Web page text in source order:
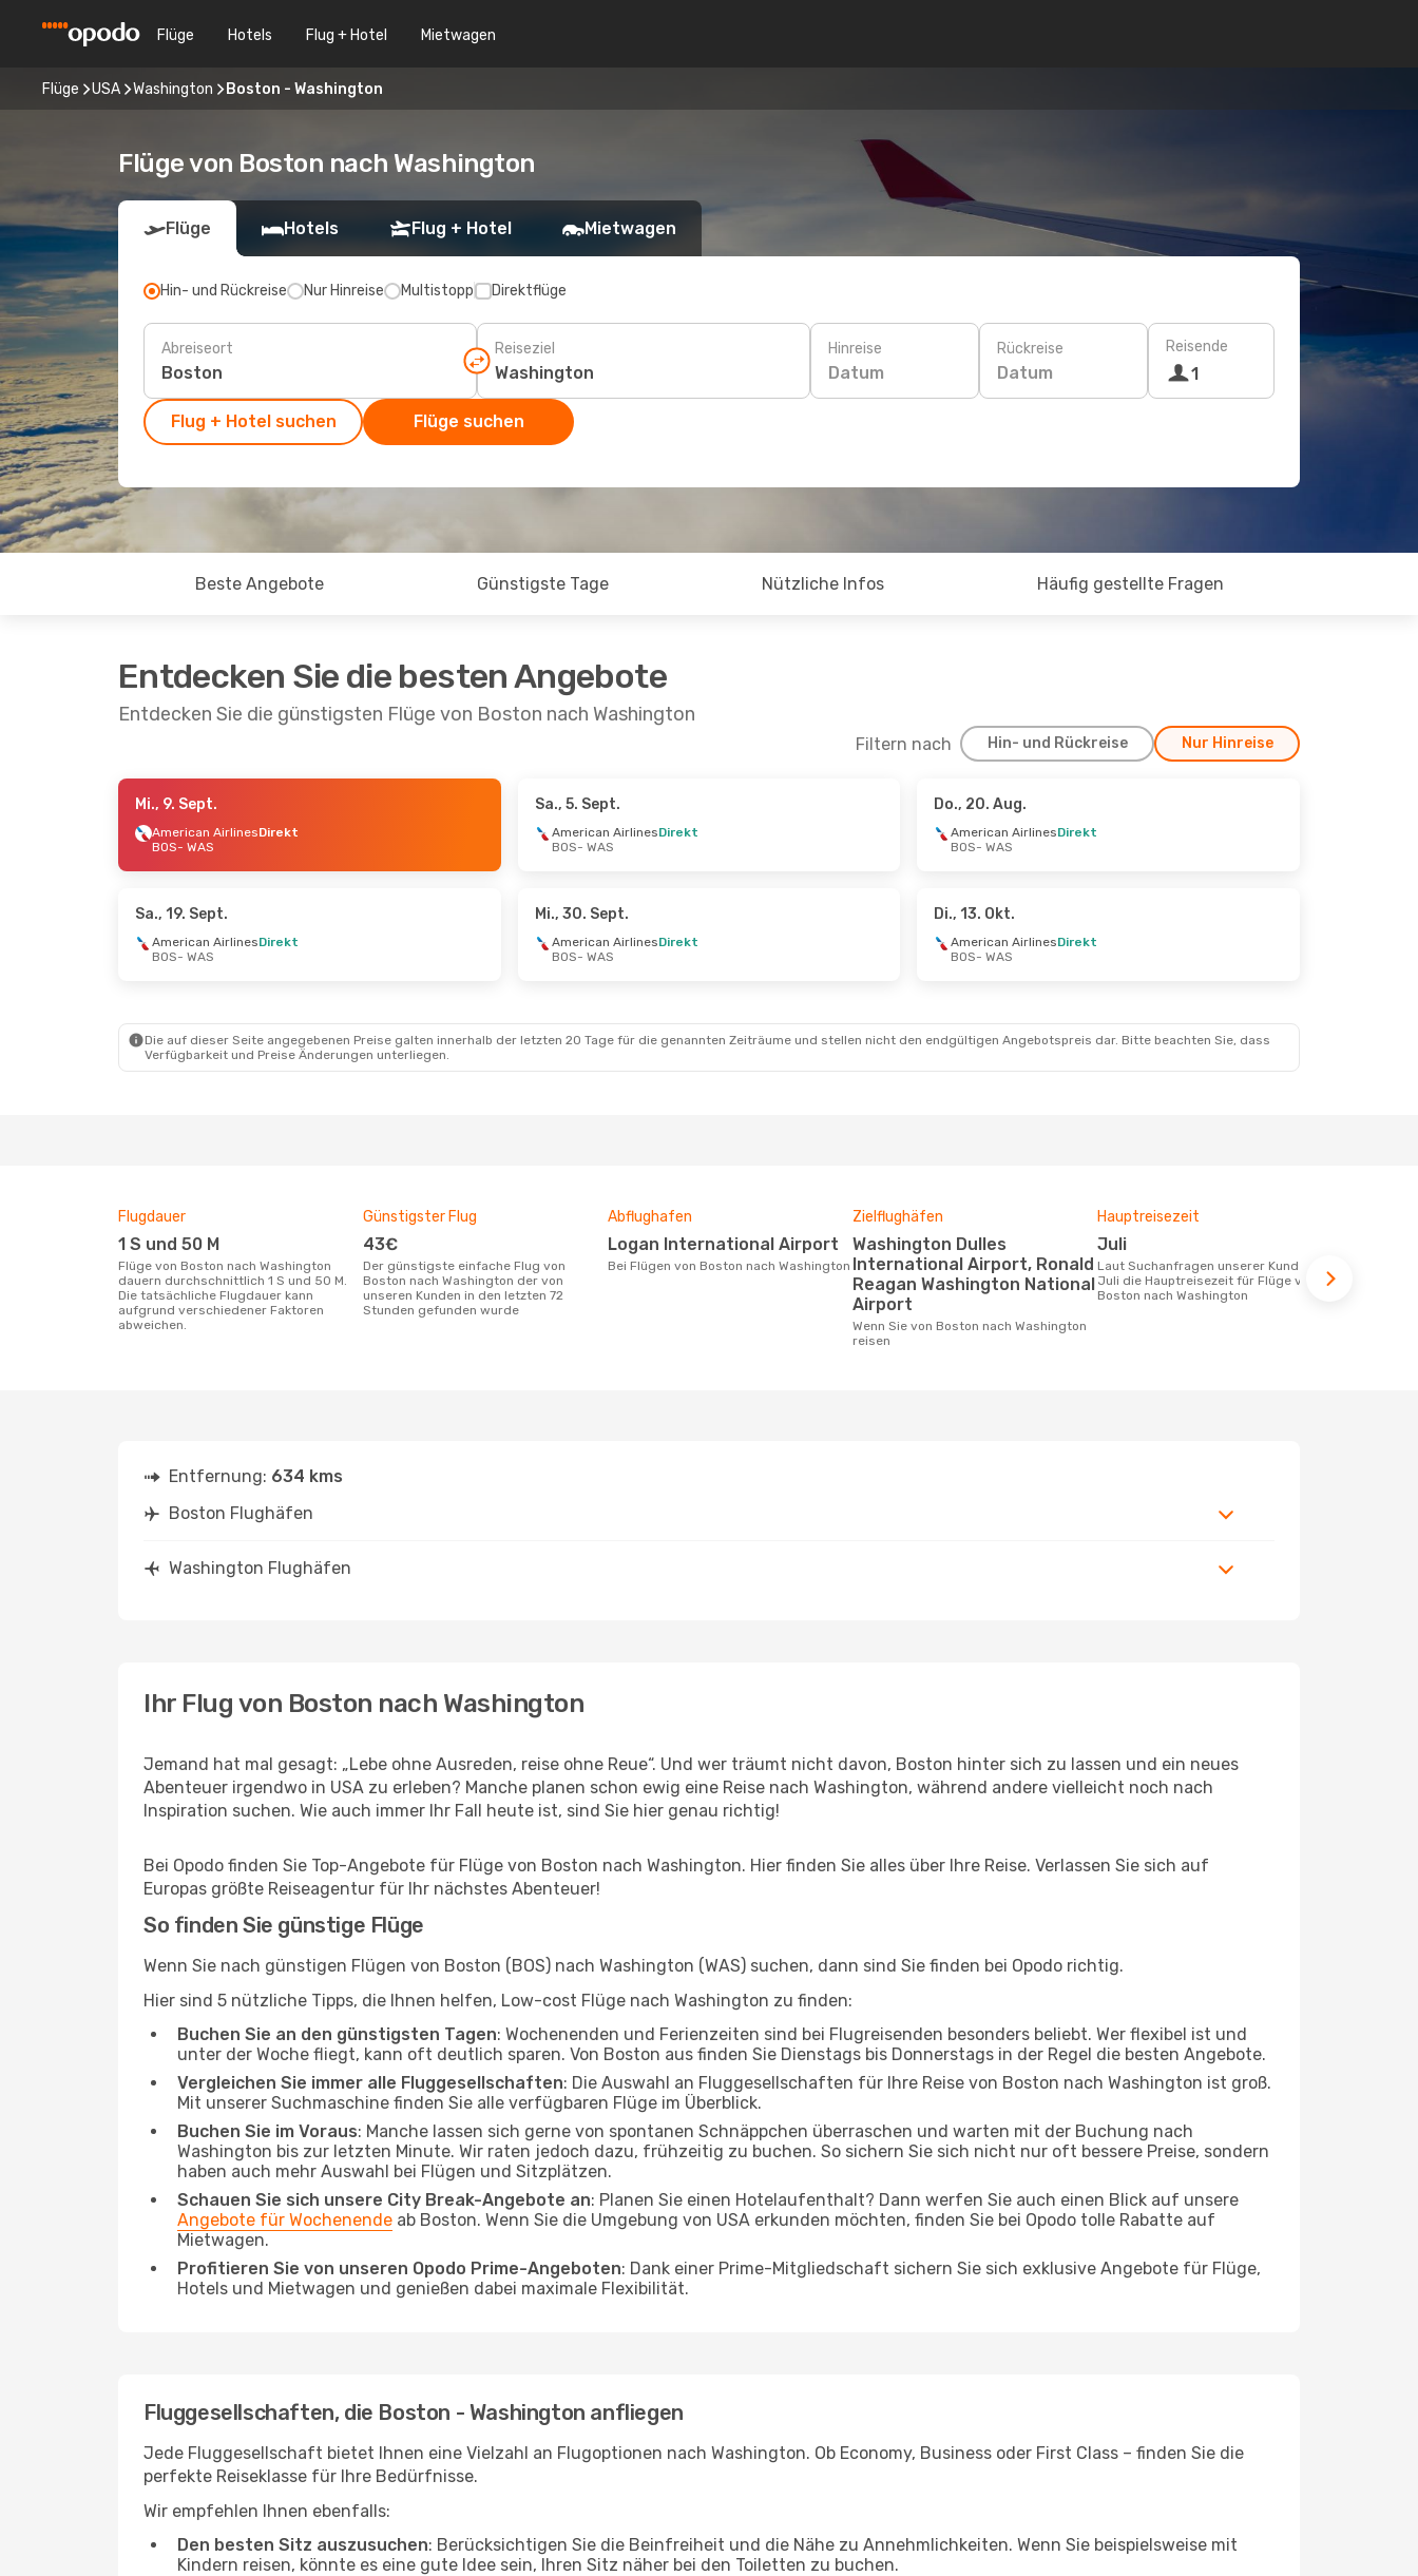
Flüge Hotels Flug + Hotel Mietwagen
Flüge USA Washington Boston - Washington
Flüge von Boston nach Washington
Flüge Hotels Flug + Hotel Mietwagen
Hin- und Rückreise Nur Hinreise Multistopp Direktflüge
Abreiseort Reiseziel Hinreise
Datum
Rückreise
Datum
Reisende
1
Flug + Hotel suchen Flüge suchen
Beste Angebote Günstigste Tage Nützliche Infos Häufig gestellte Fragen
Entdecken Sie die besten Angebote
Entdecken Sie die günstigsten Flüge von Boston nach Washington
Filtern nach Hin- und Rückreise Nur Hinreise
- Mo., 17. Aug.
Direkt
Direkt
- Di., 29. Sept. - Do., 8. Okt.
WAS
- BOS
Mi., 9. Sept.
American AirlinesDirekt
BOS- WAS
Sa., 5. Sept.
American AirlinesDirekt
BOS- WAS
Do., 20. Aug.
American AirlinesDirekt
BOS- WAS
Sa., 19. Sept.
American AirlinesDirekt
BOS- WAS
Mi., 30. Sept.
American AirlinesDirekt
BOS- WAS
Di., 13. Okt.
American AirlinesDirekt
BOS- WAS
Die auf dieser Seite angegebenen Preise galten innerhalb der letzten 20 Tage für die genannten Zeiträume und stellen nicht den endgültigen Angebotspreis dar. Bitte beachten Sie, dass
Verfügbarkeit und Preise Änderungen unterliegen.
Flugdauer
1 S und 50 M
Flüge von Boston nach Washington
dauern durchschnittlich 1 S und 50 M.
Die tatsächliche Flugdauer kann
aufgrund verschiedener Faktoren
abweichen.
Günstigster Flug
43€
Der günstigste einfache Flug von
Boston nach Washington der von
unseren Kunden in den letzten 72
Stunden gefunden wurde
Abflughafen
Logan International Airport
Bei Flügen von Boston nach Washington
Zielflughäfen
Washington Dulles
International Airport, Ronald
Reagan Washington National
Airport
Wenn Sie von Boston nach Washington
reisen
Hauptreisezeit
Juli
Laut Suchanfragen unserer Kunden ist
Juli die Hauptreisezeit für Flüge von
Boston nach Washington
Entfernung: 634 kms
Boston Flughäfen
Washington Flughäfen
Ihr Flug von Boston nach Washington
Jemand hat mal gesagt: „Lebe ohne Ausreden, reise ohne Reue“. Und wer träumt nicht davon, Boston hinter sich zu lassen und ein neues
Abenteuer irgendwo in USA zu erleben? Manche planen schon ewig eine Reise nach Washington, während andere vielleicht noch nach
Inspiration suchen. Wie auch immer Ihr Fall heute ist, sind Sie hier genau richtig!
Bei Opodo finden Sie Top-Angebote für Flüge von Boston nach Washington. Hier finden Sie alles über Ihre Reise. Verlassen Sie sich auf
Europas größte Reiseagentur für Ihr nächstes Abenteuer!
So finden Sie günstige Flüge
Wenn Sie nach günstigen Flügen von Boston (BOS) nach Washington (WAS) suchen, dann sind Sie finden bei Opodo richtig.
Hier sind 5 nützliche Tipps, die Ihnen helfen, Low-cost Flüge nach Washington zu finden:
Buchen Sie an den günstigsten Tagen: Wochenenden und Ferienzeiten sind bei Flugreisenden besonders beliebt. Wer flexibel ist und
unter der Woche fliegt, kann oft deutlich sparen. Von Boston aus finden Sie Dienstags bis Donnerstags in der Regel die besten Angebote.
Vergleichen Sie immer alle Fluggesellschaften: Die Auswahl an Fluggesellschaften für Ihre Reise von Boston nach Washington ist groß.
Mit unserer Suchmaschine finden Sie alle verfügbaren Flüge im Überblick.
Buchen Sie im Voraus: Manche lassen sich gerne von spontanen Schnäppchen überraschen und warten mit der Buchung nach
Washington bis zur letzten Minute. Wir raten jedoch dazu, frühzeitig zu buchen. So sichern Sie sich nicht nur oft bessere Preise, sondern
haben auch mehr Auswahl bei Flügen und Sitzplätzen.
Schauen Sie sich unsere City Break-Angebote an: Planen Sie einen Hotelaufenthalt? Dann werfen Sie auch einen Blick auf unsere
Angebote für Wochenende ab Boston. Wenn Sie die Umgebung von USA erkunden möchten, finden Sie bei Opodo tolle Rabatte auf
Mietwagen.
Profitieren Sie von unseren Opodo Prime-Angeboten: Dank einer Prime-Mitgliedschaft sichern Sie sich exklusive Angebote für Flüge,
Hotels und Mietwagen und genießen dabei maximale Flexibilität.
Fluggesellschaften, die Boston - Washington anfliegen
Jede Fluggesellschaft bietet Ihnen eine Vielzahl an Flugoptionen nach Washington. Ob Economy, Business oder First Class – finden Sie die
perfekte Reiseklasse für Ihre Bedürfnisse.
Wir empfehlen Ihnen ebenfalls:
Den besten Sitz auszusuchen: Berücksichtigen Sie die Beinfreiheit und die Nähe zu Annehmlichkeiten. Wenn Sie beispielsweise mit
Kindern reisen, könnte es eine gute Idee sein, Ihren Sitz näher bei den Toiletten zu buchen.